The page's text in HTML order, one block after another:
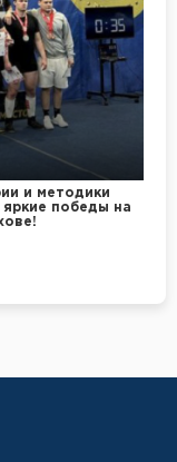
и методики
яркие победы на